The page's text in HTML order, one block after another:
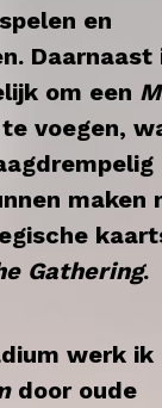
en
Daarnaast
om een
voegen,
maken
Gathering.
door oude